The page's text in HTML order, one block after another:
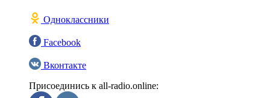
Одноклассники
Facebook
Вконтакте
Присоединись к all-radio.online: